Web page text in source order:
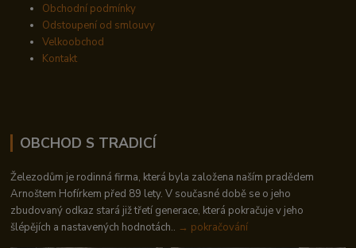
Obchodní podmínky
Odstoupení od smlouvy
Velkoobchod
Kontakt
OBCHOD S TRADICÍ
Železodům je rodinná firma, která byla založena naším pradědem
Arnoštem Hofírkem před 89 lety. V současné době se o jeho
zbudovaný odkaz stará již třetí generace, která pokračuje v jeho
šlépějích a nastavených hodnotách.. → pokračování